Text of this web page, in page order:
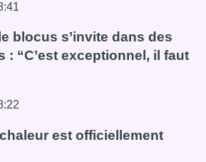
provoque un incendie dans
blocus s’invite dans des
: “C’est exceptionnel, il faut
le blocus s’invite dans des lieux
est officiellement